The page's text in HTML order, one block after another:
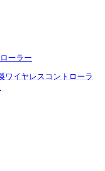
ーラー
ワイヤレスコントローラ